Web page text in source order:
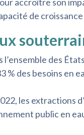
de
des
des besoins en
les extractions
public en